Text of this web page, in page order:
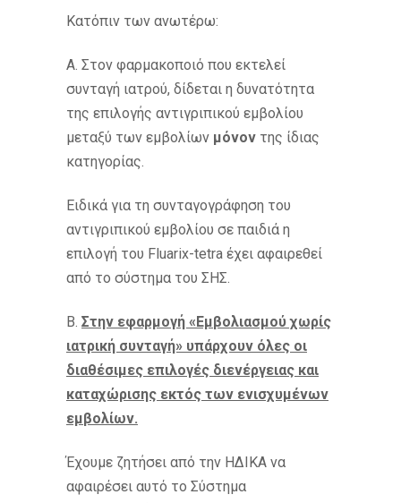
Κατόπιν των ανωτέρω:
Α. Στον φαρμακοποιό που εκτελεί
συνταγή ιατρού, δίδεται η δυνατότητα
της επιλογής αντιγριπικού εμβολίου
μεταξύ των εμβολίων μόνον της ίδιας
κατηγορίας.
Ειδικά για τη συνταγογράφηση του
αντιγριπικού εμβολίου σε παιδιά η
επιλογή του Fluarix-tetra έχει αφαιρεθεί
από το σύστημα του ΣΗΣ.
Β. Στην εφαρμογή «Εμβολιασμού χωρίς
ιατρική συνταγή» υπάρχουν όλες οι
διαθέσιμες επιλογές διενέργειας και
καταχώρισης εκτός των ενισχυμένων
εμβολίων.
Έχουμε ζητήσει από την ΗΔΙΚΑ να
αφαιρέσει αυτό το Σύστημα